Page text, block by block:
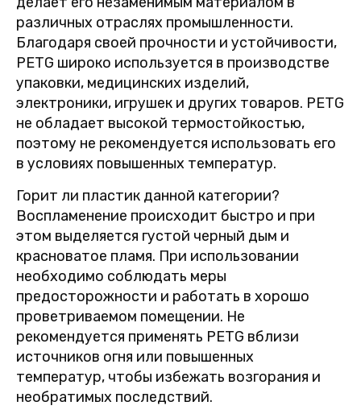
различных отраслях промышленности.
Благодаря своей прочности и устойчивости,
PETG широко используется в производстве
упаковки, медицинских изделий,
электроники, игрушек и других товаров. PETG
не обладает высокой термостойкостью,
поэтому не рекомендуется использовать его
в условиях повышенных температур.
Горит ли пластик данной категории?
Воспламенение происходит быстро и при
этом выделяется густой черный дым и
красноватое пламя. При использовании
необходимо соблюдать меры
предосторожности и работать в хорошо
проветриваемом помещении. Не
рекомендуется применять PETG вблизи
источников огня или повышенных
температур, чтобы избежать возгорания и
необратимых последствий.